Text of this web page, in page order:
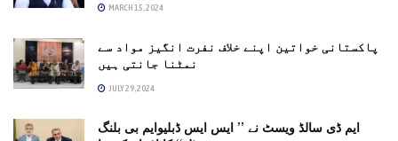
MARCH 15, 2024
پاکستانی خواتین اپنے خلاف نفرت انگیز مواد سے
نمٹنا جانتی ہیں
JULY 29, 2024
ایم ڈی سالڈ ویسٹ نے ’’ ایس ایس ڈبلیوایم بی بلنگ